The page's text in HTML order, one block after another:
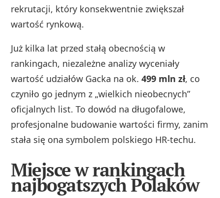
rekrutacji, który konsekwentnie zwiększał
wartość rynkową.
Już kilka lat przed stałą obecnością w
rankingach, niezależne analizy wyceniały
wartość udziałów Gacka na ok.499 mln zł, co
czyniło go jednym z „wielkich nieobecnych”
oficjalnych list. To dowód na długofalowe,
profesjonalne budowanie wartości firmy, zanim
stała się ona symbolem polskiego HR-techu.
Miejsce w rankingach
najbogatszych Polaków